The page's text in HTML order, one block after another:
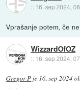
:: 16. sep 2024,
Vprašanje potem, če
WizzardOfOZ
:: 16. sep 2024,
Gregor P je 16. sep 2024